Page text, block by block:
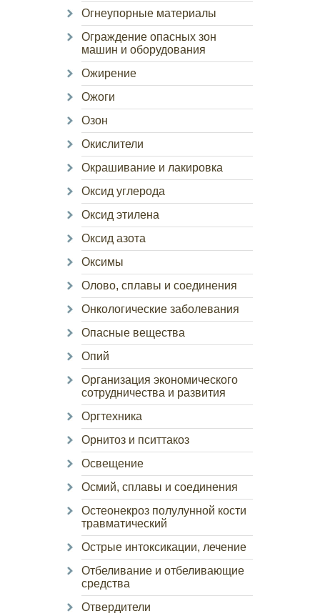
Огнеупорные материалы
Ограждение опасных зон
машин и оборудования
Ожирение
Ожоги
Озон
Окислители
Окрашивание и лакировка
Оксид углерода
Оксид этилена
Оксид азота
Оксимы
Олово, сплавы и соединения
Онкологические заболевания
Опасные вещества
Опий
Организация экономического
сотрудничества и развития
Оргтехника
Орнитоз и пситтакоз
Освещение
Осмий, сплавы и соединения
Остеонекроз полулунной кости
травматический
Острые интоксикации, лечение
Отбеливание и отбеливающие
средства
Отвердители